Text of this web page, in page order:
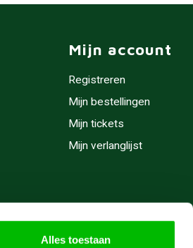
Alles toestaan
Mijn account
Registreren
Mijn bestellingen
Mijn tickets
Mijn verlanglijst